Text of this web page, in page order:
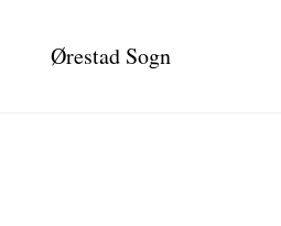
Ørestad Sogn